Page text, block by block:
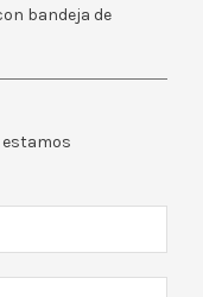
bandeja de
estamos